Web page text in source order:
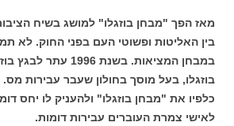
מאז הפך "מבחן בוזגלו" למושג בשיח
בין האליטות ופשוטי העם בפני החוק. לא
במבחן המציאות. בשנת
בוזגלו, בעל מוסך בחולון שעבר עבירות
כלפיו את "מבחן בוזגלו" ולהעניק לו יחס
לאישי צמרת העוברים עבירות דומות.